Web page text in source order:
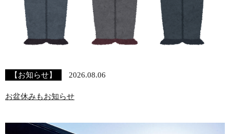
【お知らせ】 2026.08.06
お盆休みもお知らせ